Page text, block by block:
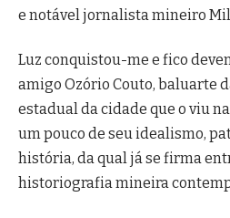
e notável jornalista mineiro
Luz conquistou-me e fico
amigo Ozório Couto, baluarte
estadual da cidade que o viu
um pouco de seu idealismo,
história, da qual já se firma
historiografia mineira